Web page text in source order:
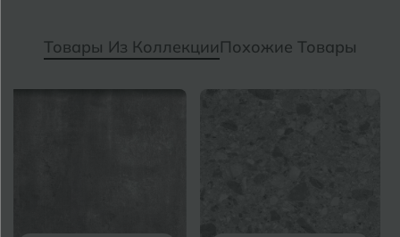
Товары Из КоллекцииПохожие Товары